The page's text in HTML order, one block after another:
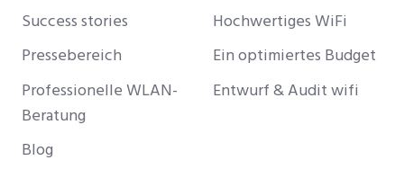
Success stories
Pressebereich
Professionelle WLAN-
Beratung
Blog
Hochwertiges WiFi
Ein optimiertes Budget
Entwurf & Audit wifi